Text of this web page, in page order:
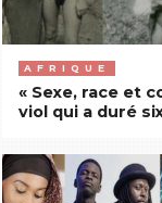
AFRIQUE
« Sexe, race et
viol qui a duré